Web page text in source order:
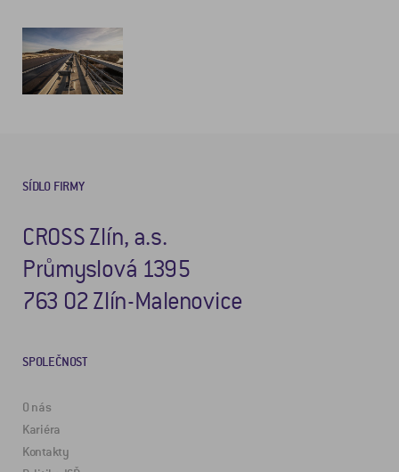
SÍDLO FIRMY
CROSS Zlín, a.s.
Průmyslová 1395
763 02 Zlín-Malenovice
SPOLEČNOST
O nás
Kariéra
Kontakty